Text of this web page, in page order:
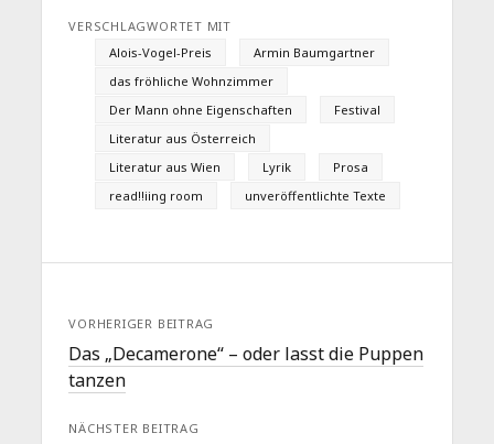
VERSCHLAGWORTET MIT
Alois-Vogel-Preis
Armin Baumgartner
das fröhliche Wohnzimmer
Der Mann ohne Eigenschaften
Festival
Literatur aus Österreich
Literatur aus Wien
Lyrik
Prosa
read!!iing room
unveröffentlichte Texte
VORHERIGER BEITRAG
Das „Decamerone“ – oder lasst die Puppen
tanzen
NÄCHSTER BEITRAG